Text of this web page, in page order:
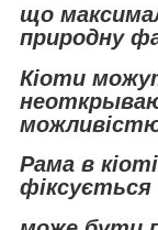
що
природну
Кіоти
Рама в
фіксується